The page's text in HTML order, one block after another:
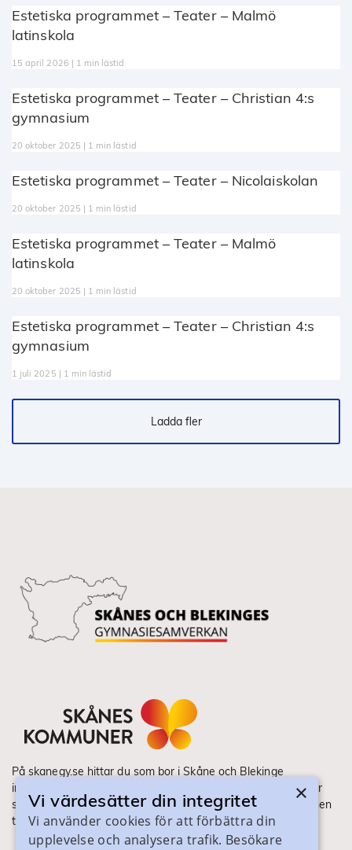
Estetiska programmet – Teater – Malmö
latinskola
15 april 2026 | 1 min lästid
Estetiska programmet – Teater – Christian 4:s
gymnasium
20 oktober 2025 | 1 min lästid
Estetiska programmet – Teater – Nicolaiskolan
20 oktober 2025 | 1 min lästid
Estetiska programmet – Teater – Malmö
latinskola
20 oktober 2025 | 1 min lästid
Estetiska programmet – Teater – Christian 4:s
gymnasium
1 juli 2025 | 1 min lästid
Ladda fler
På skanegy.se hittar du som bor i Skåne och Blekinge
information om ditt gymnasieval. Här ser du vilka utbildningar
som finns och hur ansökan och antagning går till. Webbplatsen
tillhandahålls av Skånes Kommuner.
×
Vi värdesätter din integritet
Vi använder cookies för att förbättra din
upplevelse och analysera trafik. Besökare